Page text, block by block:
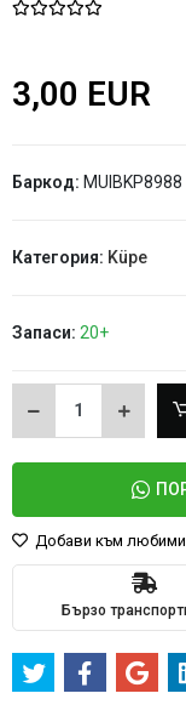
3,00 EUR
Баркод: MUIBKP8988
Категория: Küpe
Запаси: 20+
Добави към любими
Бързо